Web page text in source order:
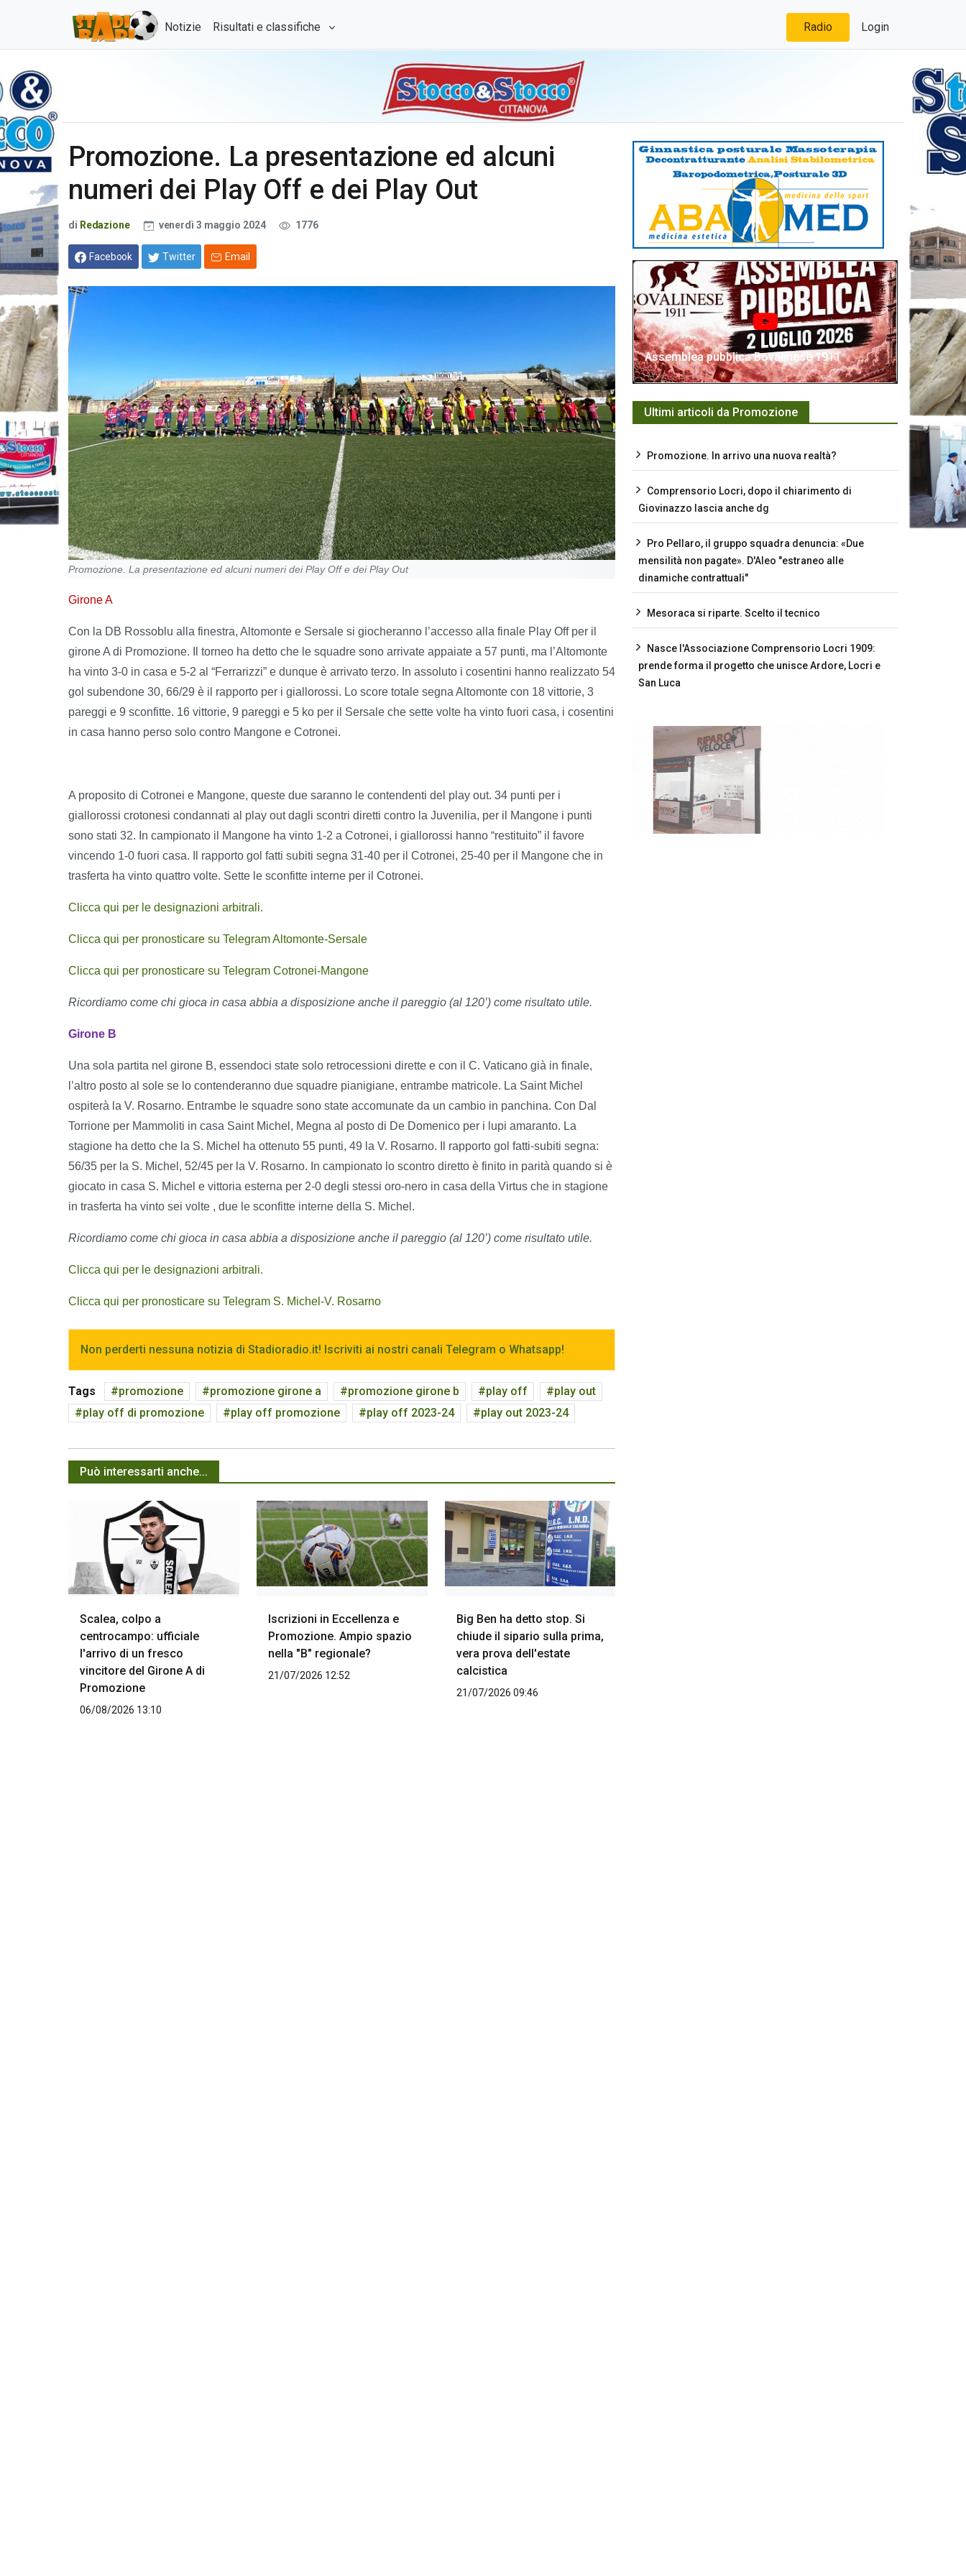
Notizie Risultati e classifiche Radio Login
Promozione. La presentazione ed alcuni
numeri dei Play Off e dei Play Out
di Redazione venerdì 3 maggio 2024 1776
Facebook Twitter Email
Promozione. La presentazione ed alcuni numeri dei Play Off e dei Play Out
Girone A
Con la DB Rossoblu alla finestra, Altomonte e Sersale si giocheranno l’accesso alla finale Play Off per il
girone A di Promozione. Il torneo ha detto che le squadre sono arrivate appaiate a 57 punti, ma l’Altomonte
ha vinto 3-0 in casa e 5-2 al “Ferrarizzi” e dunque è arrivato terzo. In assoluto i cosentini hanno realizzato 54
gol subendone 30, 66/29 è il rapporto per i giallorossi. Lo score totale segna Altomonte con 18 vittorie, 3
pareggi e 9 sconfitte. 16 vittorie, 9 pareggi e 5 ko per il Sersale che sette volte ha vinto fuori casa, i cosentini
in casa hanno perso solo contro Mangone e Cotronei.
A proposito di Cotronei e Mangone, queste due saranno le contendenti del play out. 34 punti per i
giallorossi crotonesi condannati al play out dagli scontri diretti contro la Juvenilia, per il Mangone i punti
sono stati 32. In campionato il Mangone ha vinto 1-2 a Cotronei, i giallorossi hanno “restituito” il favore
vincendo 1-0 fuori casa. Il rapporto gol fatti subiti segna 31-40 per il Cotronei, 25-40 per il Mangone che in
trasferta ha vinto quattro volte. Sette le sconfitte interne per il Cotronei.
Clicca qui per le designazioni arbitrali.
Clicca qui per pronosticare su Telegram Altomonte-Sersale
Clicca qui per pronosticare su Telegram Cotronei-Mangone
Ricordiamo come chi gioca in casa abbia a disposizione anche il pareggio (al 120’) come risultato utile.
Girone B
Una sola partita nel girone B, essendoci state solo retrocessioni dirette e con il C. Vaticano già in finale,
l’altro posto al sole se lo contenderanno due squadre pianigiane, entrambe matricole. La Saint Michel
ospiterà la V. Rosarno. Entrambe le squadre sono state accomunate da un cambio in panchina. Con Dal
Torrione per Mammoliti in casa Saint Michel, Megna al posto di De Domenico per i lupi amaranto. La
stagione ha detto che la S. Michel ha ottenuto 55 punti, 49 la V. Rosarno. Il rapporto gol fatti-subiti segna:
56/35 per la S. Michel, 52/45 per la V. Rosarno. In campionato lo scontro diretto è finito in parità quando si è
giocato in casa S. Michel e vittoria esterna per 2-0 degli stessi oro-nero in casa della Virtus che in stagione
in trasferta ha vinto sei volte , due le sconfitte interne della S. Michel.
Ricordiamo come chi gioca in casa abbia a disposizione anche il pareggio (al 120’) come risultato utile.
Clicca qui per le designazioni arbitrali.
Clicca qui per pronosticare su Telegram S. Michel-V. Rosarno
Non perderti nessuna notizia di Stadioradio.it! Iscriviti ai nostri canali Telegram o Whatsapp!
Tags promozione promozione girone a promozione girone b play off
play out
play off di promozione
play off promozione play off 2023-24 play out 2023-24
Può interessarti anche...
Scalea, colpo a
centrocampo: ufficiale
l'arrivo di un fresco
vincitore del Girone A di
Promozione
06/08/2026 13:10
Iscrizioni in Eccellenza e
Promozione. Ampio spazio
nella "B" regionale?
21/07/2026 12:52
Big Ben ha detto stop. Si
chiude il sipario sulla prima,
vera prova dell'estate
calcistica
21/07/2026 09:46
Assemblea pubblica Bovalinese 1911
Ultimi articoli da Promozione
Promozione. In arrivo una nuova realtà?
Comprensorio Locri, dopo il chiarimento di
Giovinazzo lascia anche dg
Pro Pellaro, il gruppo squadra denuncia: «Due
mensilità non pagate». D'Aleo "estraneo alle
dinamiche contrattuali"
Mesoraca si riparte. Scelto il tecnico
Nasce l'Associazione Comprensorio Locri 1909:
prende forma il progetto che unisce Ardore, Locri e
San Luca